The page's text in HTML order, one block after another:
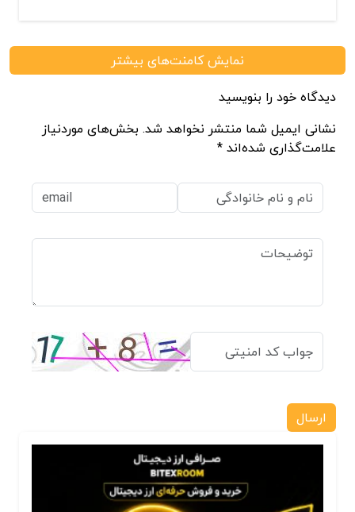
نمایش کامنت‌های بیشتر
دیدگاه خود را بنویسید
نشانی ایمیل شما منتشر نخواهد شد. بخش‌های موردنیاز
علامت‌گذاری شده‌اند *
ارسال